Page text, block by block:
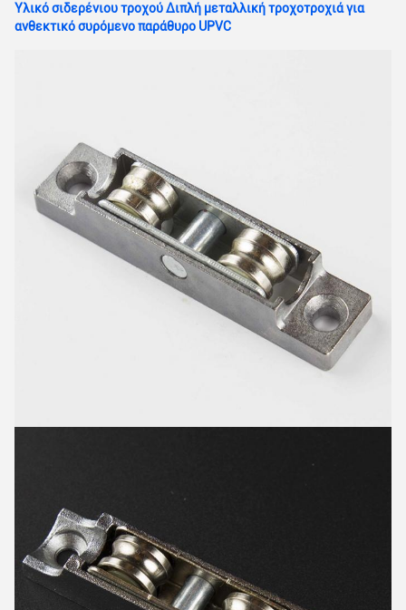
Υλικό σιδερένιου τροχού Διπλή μεταλλική τροχοτροχιά για
ανθεκτικό συρόμενο παράθυρο UPVC